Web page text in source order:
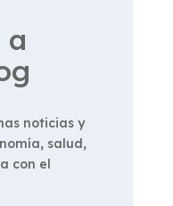
a
noticias y
salud,
con el